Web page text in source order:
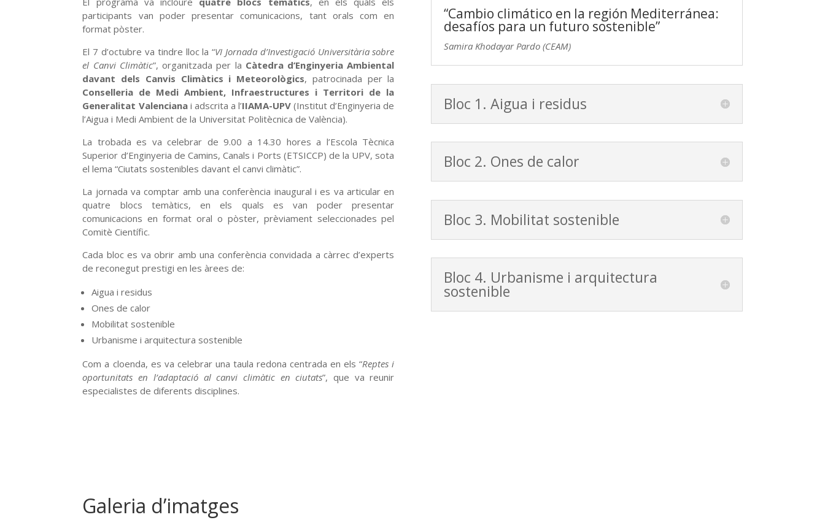
participants van poder presentar comunicacions, tant orals com en
format pòster.
El 7 d’octubre va tindre lloc la “VI Jornada d’Investigació Universitària sobre
el Canvi Climàtic”, organitzada per la Càtedra d’Enginyeria Ambiental
davant dels Canvis Climàtics i Meteorològics, patrocinada per la
Conselleria de Medi Ambient, Infraestructures i Territori de la
Generalitat Valencianai adscrita a l’IIAMA-UPV (Institut d’Enginyeria de
l’Aigua i Medi Ambient de la Universitat Politècnica de València).
La trobada es va celebrar de 9.00 a 14.30 hores a l’Escola Tècnica
Superior d’Enginyeria de Camins, Canals i Ports (ETSICCP) de la UPV, sota
el lema “Ciutats sostenibles davant el canvi climàtic”.
La jornada va comptar amb una conferència inaugural i es va articular en
quatre blocs temàtics, en els quals es van poder presentar
comunicacions en format oral o pòster, prèviament seleccionades pel
Comitè Científic.
Cada bloc es va obrir amb una conferència convidada a càrrec d’experts
de reconegut prestigi en les àrees de:
Aigua i residus
Ones de calor
Mobilitat sostenible
Urbanisme i arquitectura sostenible
Com a cloenda, es va celebrar una taula redona centrada en els “Reptes i
oportunitats en l’adaptació al canvi climàtic en ciutats”, que va reunir
especialistes de diferents disciplines.
“Cambio climático en la región Mediterránea:
desafíos para un futuro sostenible”
Samira Khodayar Pardo (CEAM)
Bloc 1. Aigua i residus
Bloc 2. Ones de calor
Bloc 3. Mobilitat sostenible
Bloc 4. Urbanisme i arquitectura
sostenible
Galeria d’imatges